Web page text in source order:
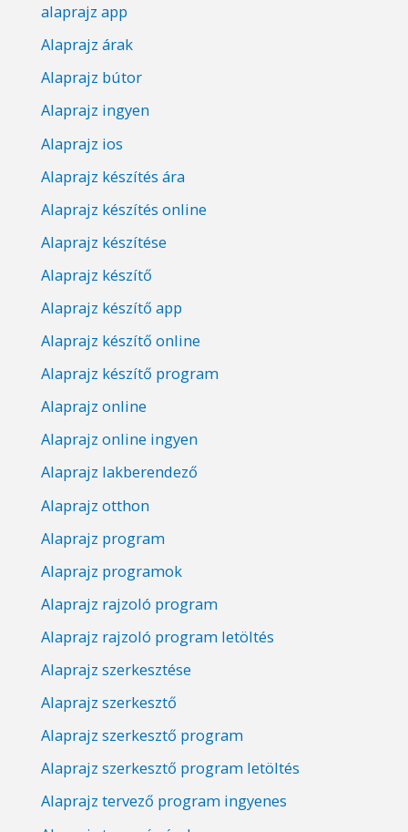
alaprajz app
Alaprajz árak
Alaprajz bútor
Alaprajz ingyen
Alaprajz ios
Alaprajz készítés ára
Alaprajz készítés online
Alaprajz készítése
Alaprajz készítő
Alaprajz készítő app
Alaprajz készítő online
Alaprajz készítő program
Alaprajz online
Alaprajz online ingyen
Alaprajz lakberendező
Alaprajz otthon
Alaprajz program
Alaprajz programok
Alaprajz rajzoló program
Alaprajz rajzoló program letöltés
Alaprajz szerkesztése
Alaprajz szerkesztő
Alaprajz szerkesztő program
Alaprajz szerkesztő program letöltés
Alaprajz tervező program ingyenes